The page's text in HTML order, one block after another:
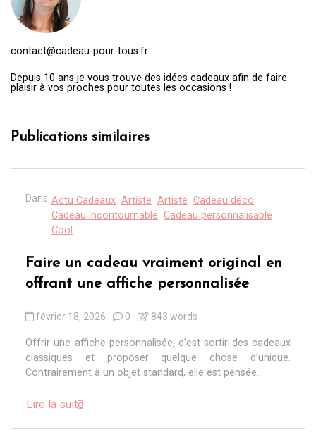
contact@cadeau-pour-tous.fr
Depuis 10 ans je vous trouve des idées cadeaux afin de faire
plaisir à vos proches pour toutes les occasions !
Publications similaires
Dans Actu Cadeaux Artiste Artiste Cadeau déco
Cadeau incontournable Cadeau personnalisable
Cool
Faire un cadeau vraiment original en
offrant une affiche personnalisée
février 18, 2026 0 843 words
Offrir une affiche personnalisée, c’est sortir des cadeaux
classiques et proposer quelque chose d’unique.
Contrairement à un objet standard, elle est pensée...
Lire la suite